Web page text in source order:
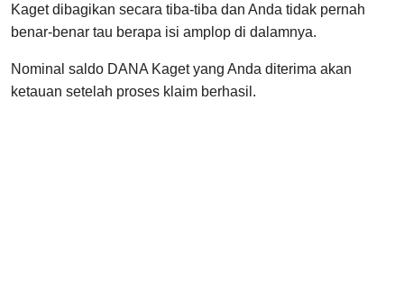
Kaget dibagikan secara tiba-tiba dan Anda tidak pernah
benar-benar tau berapa isi amplop di dalamnya.
Nominal saldo DANA Kaget yang Anda diterima akan
ketauan setelah proses klaim berhasil.